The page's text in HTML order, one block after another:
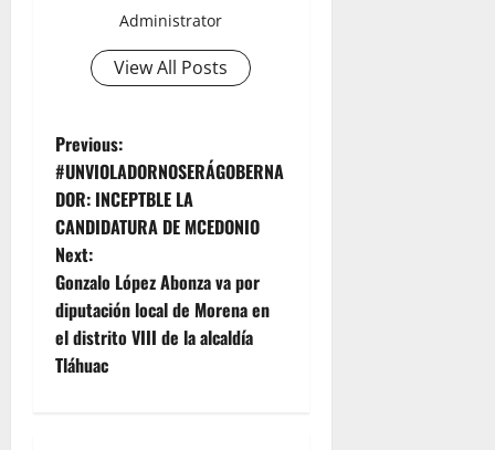
Administrator
View All Posts
P
o
s
t
n
a
Previous:
#UNVIOLADORNOSERÁGOBERNA
DOR: INCEPTBLE LA
CANDIDATURA DE MCEDONIO
Next:
Gonzalo López Abonza va por
diputación local de Morena en
el distrito VIII de la alcaldía
Tláhuac